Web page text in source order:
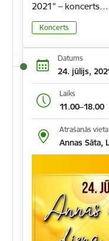
2021” – koncerts…
Koncerts
Datums
24. jūlijs,
Laiks
11.00–18.00
Atrašanās vieta
Annas Sāta,